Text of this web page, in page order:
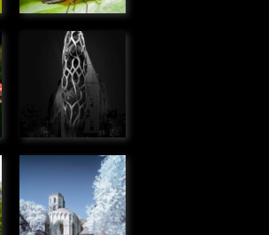
Immeuble
rue de
Meudon,
Boulogne
Billancourt
» Urbain
Abbaye de
La Sauve-
Majeure
» Urbain